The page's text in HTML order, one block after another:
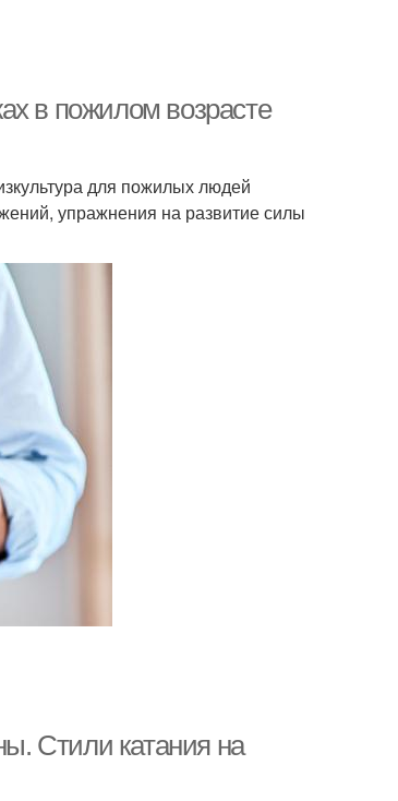
в пожилом возрасте
для пожилых людей
упражнения на развитие силы
Стили катания на